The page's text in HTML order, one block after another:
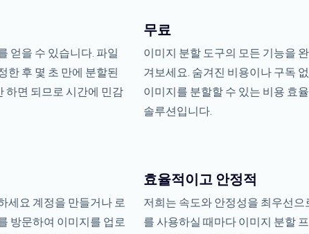
얻을 수 있습니다. 파일
한 후 몇 초 만에 분할된
하면 되므로 시간에 민감
무료
이미지 분할 도구의 모든 기능을
겨보세요. 숨겨진 비용이나 구독
이미지를 분할할 수 있는 비용 효
솔루션입니다.
세요 계정을 만들거나 로
방문하여 이미지를 업로
효율적이고 안정적
저희는 속도와 안정성을 최우선으
를 사용하실 때마다 이미지 분할